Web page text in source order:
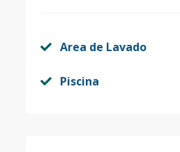
Area de Lavado
Piscina